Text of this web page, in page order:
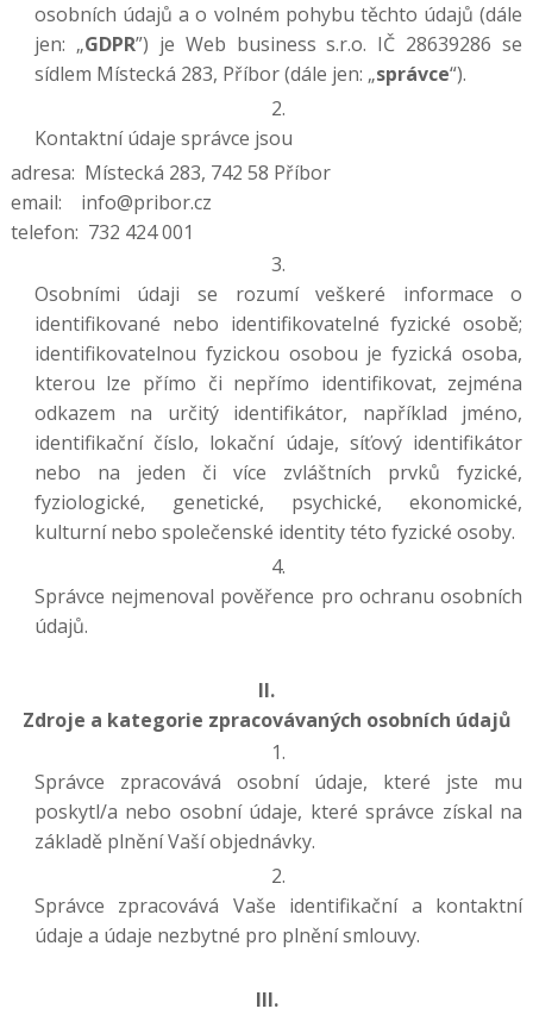
osobních údajů a o volném pohybu těchto údajů (dále
jen: „GDPR”) je Web business s.r.o. IČ 28639286 se
sídlem Místecká 283, Příbor (dále jen: „správce“).
Kontaktní údaje správce jsou
adresa: Místecká 283, 742 58 Příbor
email: info@pribor.cz
telefon: 732 424 001
Osobními údaji se rozumí veškeré informace o
identifikované nebo identifikovatelné fyzické osobě;
identifikovatelnou fyzickou osobou je fyzická osoba,
kterou lze přímo či nepřímo identifikovat, zejména
odkazem na určitý identifikátor, například jméno,
identifikační číslo, lokační údaje, síťový identifikátor
nebo na jeden či více zvláštních prvků fyzické,
fyziologické, genetické, psychické, ekonomické,
kulturní nebo společenské identity této fyzické osoby.
Správce nejmenoval pověřence pro ochranu osobních
údajů.
II.
Zdroje a kategorie zpracovávaných osobních údajů
Správce zpracovává osobní údaje, které jste mu
poskytl/a nebo osobní údaje, které správce získal na
základě plnění Vaší objednávky.
Správce zpracovává Vaše identifikační a kontaktní
údaje a údaje nezbytné pro plnění smlouvy.
III.